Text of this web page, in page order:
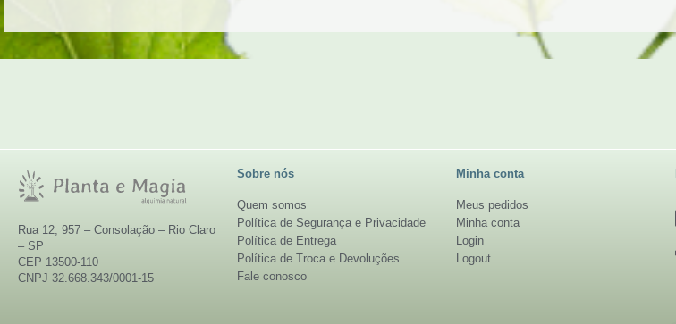
Rua 12, 957 – Consolação – Rio Claro
– SP
CEP 13500-110
CNPJ 32.668.343/0001-15
Sobre nós
Quem somos
Política de Segurança e Privacidade
Política de Entrega
Política de Troca e Devoluções
Fale conosco
Minha conta
Meus pedidos
Minha conta
Login
Logout